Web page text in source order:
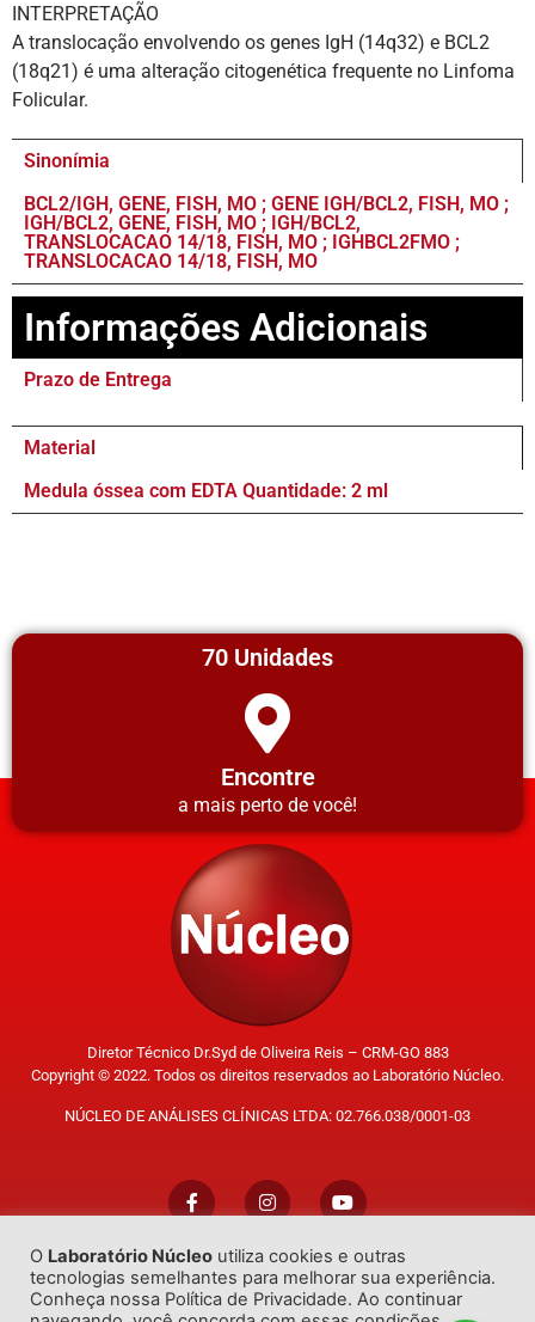
INTERPRETAÇÃO
A translocação envolvendo os genes IgH (14q32) e BCL2
(18q21) é uma alteração citogenética frequente no Linfoma
Folicular.
Sinonímia
BCL2/IGH, GENE, FISH, MO ; GENE IGH/BCL2, FISH, MO ;
IGH/BCL2, GENE, FISH, MO ; IGH/BCL2,
TRANSLOCACAO 14/18, FISH, MO ; IGHBCL2FMO ;
TRANSLOCACAO 14/18, FISH, MO
Informações Adicionais
Prazo de Entrega
Material
Medula óssea com EDTA Quantidade: 2 ml
70 Unidades
Encontre
a mais perto de você!
Diretor Técnico Dr.Syd de Oliveira Reis – CRM-GO 883
Copyright © 2022. Todos os direitos reservados ao Laboratório Núcleo.
NÚCLEO DE ANÁLISES CLÍNICAS LTDA: 02.766.038/0001-03
Trabalhe Conosco
O Laboratório Núcleo utiliza cookies e outras
tecnologias semelhantes para melhorar sua experiência.
Conheça nossa Política de Privacidade. Ao continuar